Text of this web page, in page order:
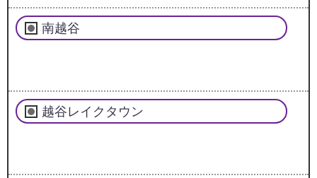
南越谷
越谷レイクタウン